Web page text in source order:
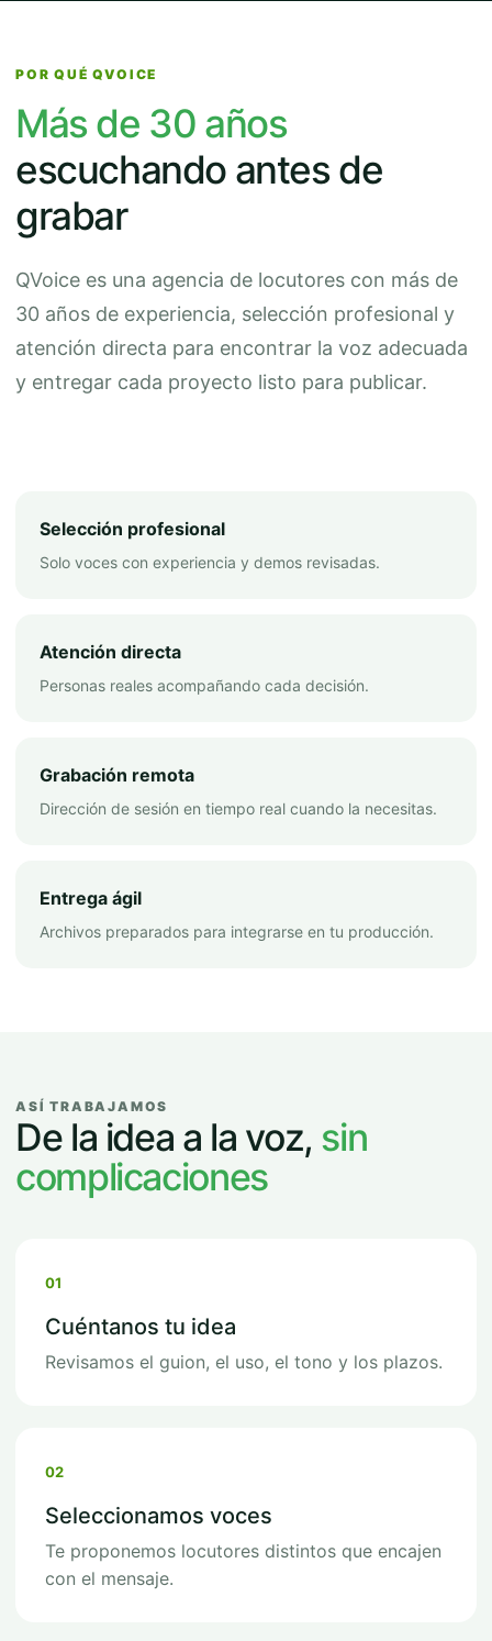
POR QUÉ QVOICE
Más de 30 años
escuchando antes de
grabar
QVoice es una agencia de locutores con más de
30 años de experiencia, selección profesional y
atención directa para encontrar la voz adecuada
y entregar cada proyecto listo para publicar.
Selección profesional
Solo voces con experiencia y demos revisadas.
Atención directa
Personas reales acompañando cada decisión.
Grabación remota
Dirección de sesión en tiempo real cuando la necesitas.
Entrega ágil
Archivos preparados para integrarse en tu producción.
ASÍ TRABAJAMOS
De la idea a la voz, sin
complicaciones
01
Cuéntanos tu idea
Revisamos el guion, el uso, el tono y los plazos.
02
Seleccionamos voces
Te proponemos locutores distintos que encajen
con el mensaje.